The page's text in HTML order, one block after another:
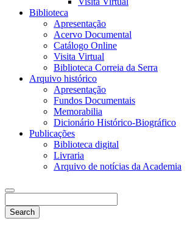
Biblioteca
Apresentação
Acervo Documental
Catálogo Online
Visita Virtual
Biblioteca Correia da Serra
Arquivo histórico
Apresentação
Fundos Documentais
Memorabilia
Dicionário Histórico-Biográfico
Publicações
Biblioteca digital
Livraria
Arquivo de notícias da Academia